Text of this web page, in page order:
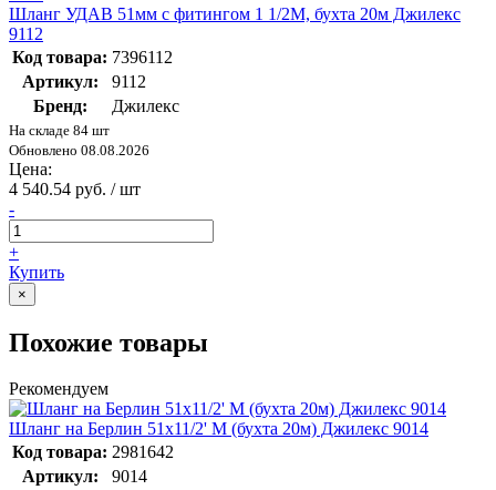
Шланг УДАВ 51мм с фитингом 1 1/2М, бухта 20м Джилекс
9112
Код товара: 7396112
Артикул:
9112
Бренд:
Джилекс
На складе 84 шт
Обновлено 08.08.2026
Цена:
4 540.54 руб. / шт
-
+
Купить
×
Похожие товары
Рекомендуем
Шланг на Берлин 51х11/2' М (бухта 20м) Джилекс 9014
Код товара: 2981642
Артикул:
9014